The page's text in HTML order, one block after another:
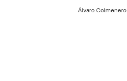
Álvaro Colmenero